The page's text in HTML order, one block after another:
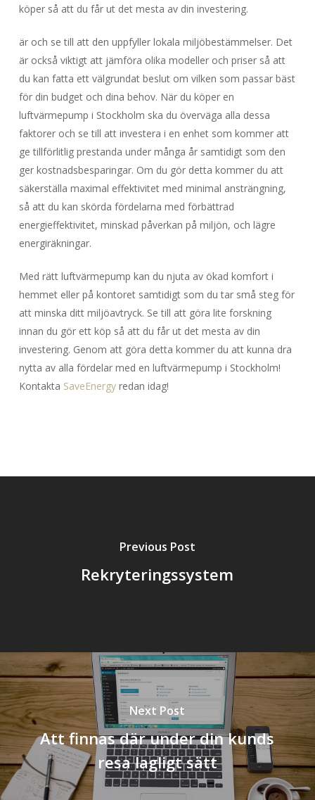
köper så att du får ut det mesta av din investering.
är och se till att den uppfyller lokala miljöbestämmelser. Det
är också viktigt att jämföra olika modeller och priser så att
du kan fatta ett välgrundat beslut om vilken som passar bäst
för din budget och dina behov. När du köper en
luftvärmepump i Stockholm ska du överväga alla dessa
faktorer och se till att investera i en enhet som kommer att
ge tillförlitlig prestanda under många år samtidigt som den
ger kostnadsbesparingar. Om du gör detta kommer du att
säkerställa maximal effektivitet med minimal ansträngning,
så att du kan skörda fördelarna med förbättrad
energieffektivitet, minskad påverkan på miljön, och lägre
energiräkningar.
Med rätt luftvärmepump kan du njuta av ökad komfort i
hemmet eller på kontoret samtidigt som du tar små steg för
att minska ditt miljöavtryck. Se till att göra lite forskning
innan du gör ett köp så att du får ut det mesta av din
investering. Genom att göra detta kommer du att kunna dra
nytta av alla fördelar med en luftvärmepump i Stockholm!
Kontakta SaveEnergy redan idag!
Previous Post
Rekryteringssystem
Next Post
Att finnas där under din kunds
resa lagligt sätt